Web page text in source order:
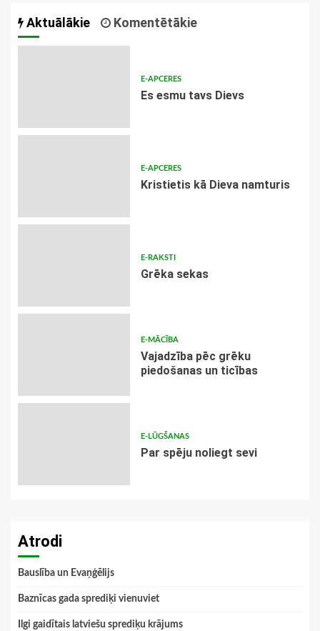
Aktuālākie Komentētākie
E-APCERES
Es esmu tavs Dievs
E-APCERES
Kristietis kā Dieva namturis
E-RAKSTI
Grēka sekas
E-MĀCĪBA
Vajadzība pēc grēku
piedošanas un ticības
E-LŪGŠANAS
Par spēju noliegt sevi
Atrodi
Bauslība un Evaņģēlijs
Baznīcas gada sprediķi vienuviet
Ilgi gaidītais latviešu sprediķu krājums